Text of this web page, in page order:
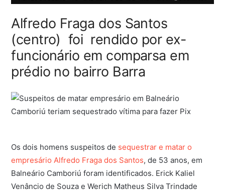
Alfredo Fraga dos Santos
(centro) foi rendido por ex-
funcionário em comparsa em
prédio no bairro Barra
Os dois homens suspeitos de sequestrar e matar o
empresário Alfredo Fraga dos Santos, de 53 anos, em
Balneário Camboriú foram identificados. Erick Kaliel
Venâncio de Souza e Werich Matheus Silva Trindade